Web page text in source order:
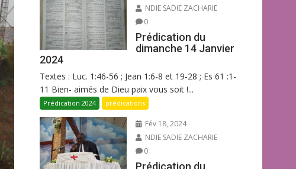
NDIE SADIE ZACHARIE
0
Prédication du
dimanche 14 Janvier
2024
Textes : Luc. 1:46-56 ; Jean 1:6-8 et 19-28 ; Es 61 :1-
11 Bien- aimés de Dieu paix vous soit !...
Prédication 2024 prédications
Fév 18, 2024
NDIE SADIE ZACHARIE
0
Prédication du